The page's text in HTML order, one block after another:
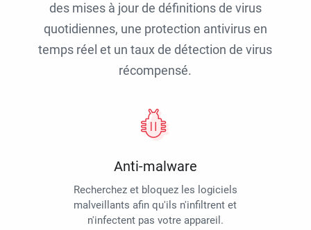
des mises à jour de définitions de virus
quotidiennes, une protection antivirus en
temps réel et un taux de détection de virus
récompensé.
Anti-malware
Recherchez et bloquez les logiciels
malveillants afin qu'ils n'infiltrent et
n'infectent pas votre appareil.